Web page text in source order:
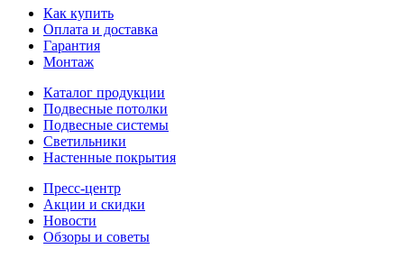
Как купить
Оплата и доставка
Гарантия
Монтаж
Каталог продукции
Подвесные потолки
Подвесные системы
Светильники
Настенные покрытия
Пресс-центр
Акции и скидки
Новости
Обзоры и советы